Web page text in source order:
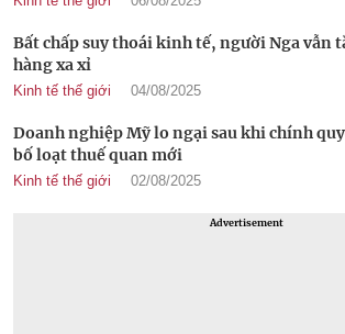
Bất chấp suy thoái kinh tế, người Nga vẫn
hàng xa xỉ
Kinh tế thế giới 04/08/2025
Doanh nghiệp Mỹ lo ngại sau khi chính
bố loạt thuế quan mới
Kinh tế thế giới 02/08/2025
Advertisement